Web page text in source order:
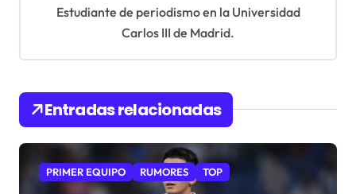
d
e
e
n
Estudiante de periodismo en la Universidad
Carlos III de Madrid.
Entradas relacionadas
PRIMER EQUIPO RUMORES TOP